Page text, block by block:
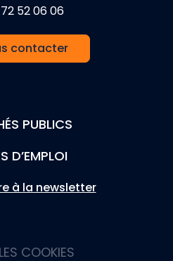
52 06 06
contacter
PUBLICS
D’EMPLOI
à la newsletter
COOKIES